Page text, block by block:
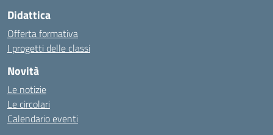
Didattica
Offerta formativa
I progetti delle classi
Novità
Le notizie
Le circolari
Calendario eventi